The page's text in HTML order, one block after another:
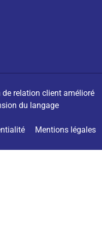
relation client amélioré
du langage
Mentions légales